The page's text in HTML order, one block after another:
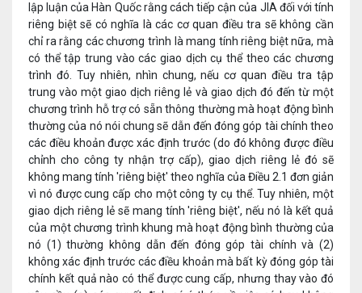
lập luận của Hàn Quốc rằng cách tiếp cận của JIA đối với tính
riêng biệt sẽ có nghĩa là các cơ quan điều tra sẽ không cần
chỉ ra rằng các chương trình là mang tính riêng biệt nữa, mà
có thể tập trung vào các giao dịch cụ thể theo các chương
trình đó. Tuy nhiên, nhìn chung, nếu cơ quan điều tra tập
trung vào một giao dịch riêng lẻ và giao dịch đó đến từ một
chương trình hỗ trợ có sẵn thông thường mà hoạt động bình
thường của nó nói chung sẽ dẫn đến đóng góp tài chính theo
các điều khoản được xác định trước (do đó không được điều
chỉnh cho công ty nhận trợ cấp), giao dịch riêng lẻ đó sẽ
không mang tính 'riêng biệt' theo nghĩa của Điều 2.1 đơn giản
vì nó được cung cấp cho một công ty cụ thể. Tuy nhiên, một
giao dịch riêng lẻ sẽ mang tính 'riêng biệt', nếu nó là kết quả
của một chương trình khung mà hoạt động bình thường của
nó (1) thường không dẫn đến đóng góp tài chính và (2)
không xác định trước các điều khoản mà bất kỳ đóng góp tài
chính kết quả nào có thể được cung cấp, nhưng thay vào đó